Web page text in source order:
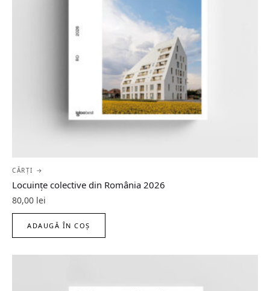
CĂRȚI →
Locuințe colective din România 2026
80,00 lei
ADAUGĂ ÎN COȘ